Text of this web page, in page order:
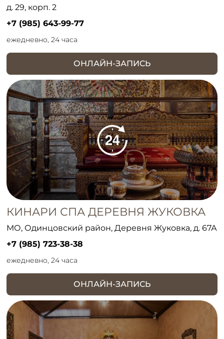
д. 29, корп. 2
+7 (985) 643-99-77
ежедневно, 24 часа
ОНЛАЙН-ЗАПИСЬ
КИНАРИ СПА ДЕРЕВНЯ ЖУКОВКА
МО, Одинцовский район, Деревня Жуковка, д. 67А
+7 (985) 723-38-38
ежедневно, 24 часа
ОНЛАЙН-ЗАПИСЬ